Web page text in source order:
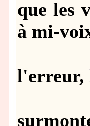
que les
à mi-
Amis
l'erreur,
Du